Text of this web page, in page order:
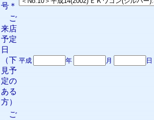
号＊
ご
来店
予定
日
（下
見予
定の
ある
方）
平成 年 月 日
ご